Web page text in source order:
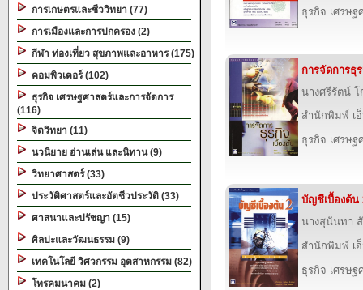
การเกษตรและชีววิทยา (77)
การเมืองและการปกครอง (2)
กีฬา ท่องเที่ยว สุขภาพและอาหาร (175)
คอมพิวเตอร์ (102)
ธุรกิจ เศรษฐศาสตร์และการจัดการ
(116)
จิตวิทยา (11)
นวนิยาย อ่านเล่น และนิทาน (9)
วิทยาศาสตร์ (33)
ประวัติศาสตร์และอัตชีวประวัติ (33)
ศาสนาและปรัชญา (15)
ศิลปะและวัฒนธรรม (9)
เทคโนโลยี วิศวกรรม อุตสาหกรรม (82)
โทรคมนาคม (2)
ธุรกิจ เศรษฐ
การจัดการธุ
นางศรีรัตน์
สำนักพิมพ์ เ
ธุรกิจ เศรษฐ
บัญชีเบื้องต้น
นางสุนันทา
สำนักพิมพ์ เ
ธุรกิจ เศรษฐ